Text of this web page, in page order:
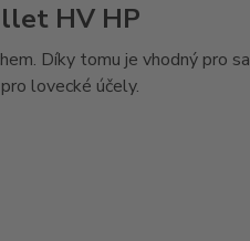
HV HP
Díky tomu je vhodný pro
lovecké účely.